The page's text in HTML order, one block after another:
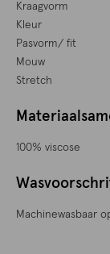
Kraagvorm
Kleur
Pasvorm/ fit
Mouw
Stretch
100% viscose
Machinewasbaar